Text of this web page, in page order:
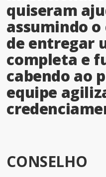
quiseram
assumindo
de entregar
completa e
cabendo ao
equipe
CONSELHO